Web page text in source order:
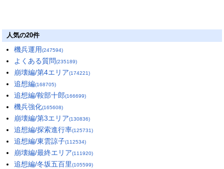
人気の20件
機兵運用(247594)
よくある質問(235189)
崩壊編/第4エリア(174221)
追想編(168705)
追想編/鞍部十郎(166699)
機兵強化(165608)
崩壊編/第3エリア(130836)
追想編/探索進行率(125731)
追想編/東雲諒子(112534)
崩壊編/最終エリア(111920)
追想編/冬坂五百里(105599)